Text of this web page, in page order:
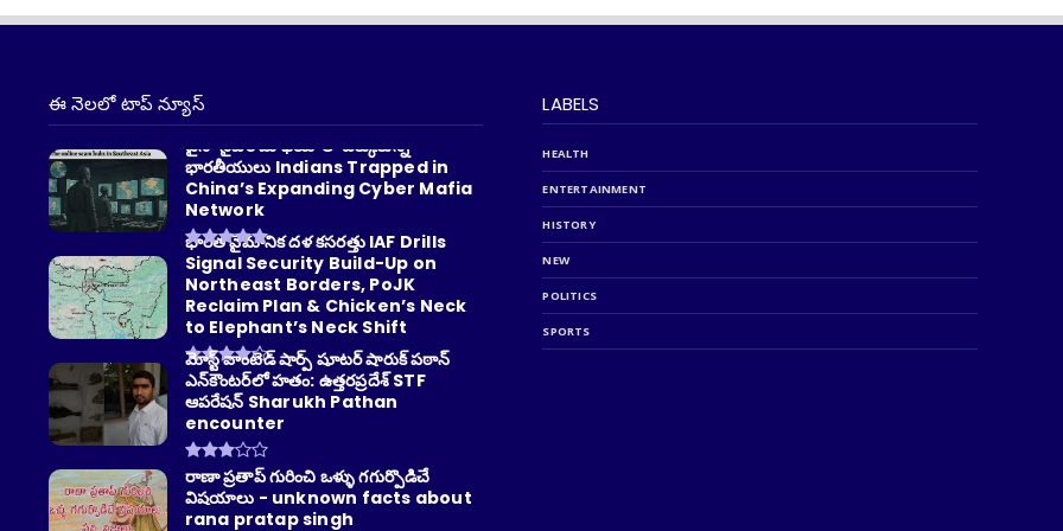
ఇవ్వలేదని చెప్పారు. గతంలో సుష్మా
ఎదురవుతుందని చెప్తున్నారు
నిత్యం ఆ ఇంటినుంచి వచ్చే వాసన
వైరస్ కారణంగా మనుషులకు
ప్రశిస్తున్నారు. అనుమతి లేకుండా
వాటిని హింసించడం వల్ల అరుపులతో
పడుతున్నారని ఆందోళన వ్యక్తం
కరోనా భయంతో ఉంటే ఇప్పుడు ఈ
వచ్చి అంబర్ పెట్‌ ప్రాంతం కొత్త
తక్షణమే ఆమెపై చర్యలు
ఈ నెలలో టాప్ న్యూస్
చైనా సైబర్ మాఫియాలో చిక్కుకున్న
భారతీయులు Indians Trapped in
China’s Expanding Cyber Mafia
Network
భారత వైమానిక దళ కసరత్తు IAF Drills
Signal Security Build-Up on
Northeast Borders, PoJK
Reclaim Plan & Chicken’s Neck
to Elephant’s Neck Shift
మోస్ట్ వాంటెడ్ షార్ప్ షూటర్ షారుక్ పఠాన్
ఎన్‌కౌంటర్‌లో హతం: ఉత్తరప్రదేశ్ STF
ఆపరేషన్ Sharukh Pathan
encounter
రాణా ప్రతాప్ గురించి ఒళ్ళు గగుర్పొడిచే
విషయాలు - unknown facts about
rana pratap singh
LABELS
HEALTH
ENTERTAINMENT
HISTORY
NEW
POLITICS
SPORTS